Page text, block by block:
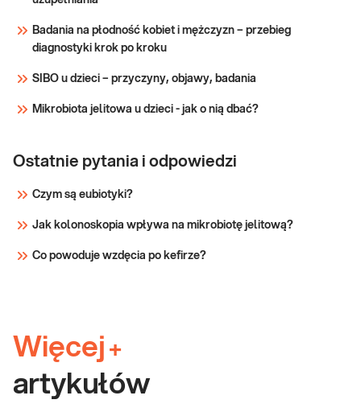
nadwrażliwości
pokarmowe
IgG-zależne z
90 składników pokarmowych obejmuje
popularne produkty spożywcze, które
pacjentów. ImuPro Basi
Sprawdź
Badania na płodność kobiet i mężczyzn – przebieg
diagnostyki krok po kroku
SIBO u dzieci – przyczyny, objawy, badania
Mikrobiota jelitowa u dzieci - jak o nią dbać?
Ostatnie pytania i odpowiedzi
Czym są eubiotyki?
Jak kolonoskopia wpływa na mikrobiotę jelitową?
Co powoduje wzdęcia po kefirze?
Więcej +
artykułów